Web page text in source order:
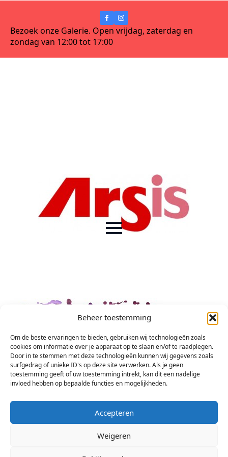
Beheer toestemming
Om de beste ervaringen te bieden, gebruiken wij technologieën zoals
cookies om informatie over je apparaat op te slaan en/of te raadplegen.
Door in te stemmen met deze technologieën kunnen wij gegevens zoals
surfgedrag of unieke ID's op deze site verwerken. Als je geen
toestemming geeft of uw toestemming intrekt, kan dit een nadelige
invloed hebben op bepaalde functies en mogelijkheden.
Accepteren
Weigeren
Bezoek onze Galerie. Open vrijdag, zaterdag en
zondag van 12:00 tot 17:00